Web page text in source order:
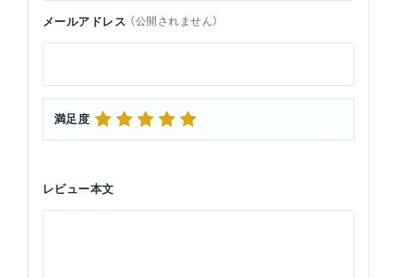
メールアドレス （公開されません）
満足度
レビュー本文